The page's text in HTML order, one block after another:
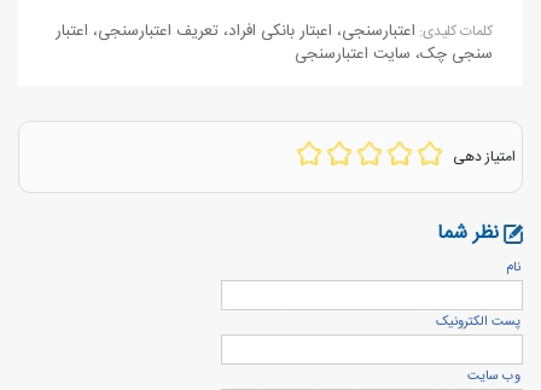
كلمات كليدی: اعتبارسنجی، اعبتار بانکی افراد، تعریف اعتبارسنجی، اعتبار
سنجی چک، سایت اعتبارسنجی
امتیاز دهی
نظر شما
نام
پست الكترونيک
وب سایت